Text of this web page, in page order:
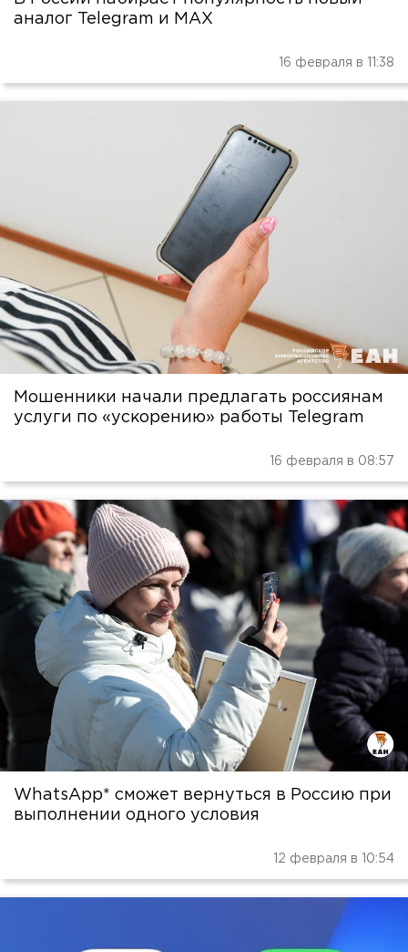
аналог Telegram и МАХ
16 февраля в 11:38
Мошенники начали предлагать россиянам
услуги по «ускорению» работы Telegram
16 февраля в 08:57
WhatsApp* сможет вернуться в Россию при
выполнении одного условия
12 февраля в 10:54